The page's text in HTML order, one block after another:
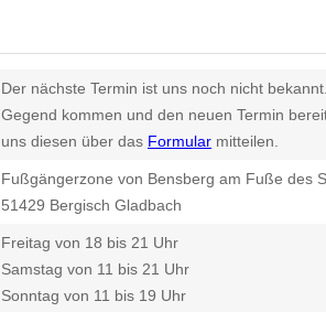
Der nächste Termin ist uns noch nicht
Gegend kommen und den neuen Termin
uns diesen über das Formular mitteilen.
Fußgängerzone von Bensberg am Fuße des
51429 Bergisch Gladbach
Freitag von 18 bis 21 Uhr
Samstag von 11 bis 21 Uhr
Sonntag von 11 bis 19 Uhr